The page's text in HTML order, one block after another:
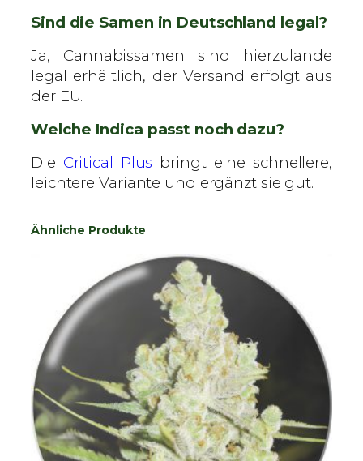
Sind die Samen in Deutschland legal?
Ja, Cannabissamen sind hierzulande
legal erhältlich, der Versand erfolgt aus
der EU.
Welche Indica passt noch dazu?
Die Critical Plus bringt eine schnellere,
leichtere Variante und ergänzt sie gut.
Ähnliche Produkte